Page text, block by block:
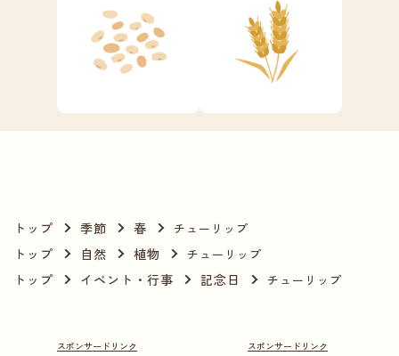
トップ 季節 春 チューリップ
トップ 自然 植物 チューリップ
トップ イベント・行事 記念日 チューリップ